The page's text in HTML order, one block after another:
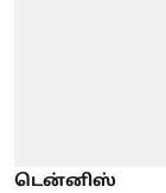
டென்னிஸ்